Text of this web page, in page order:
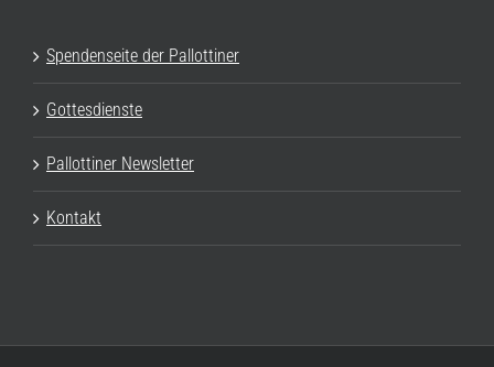
Spendenseite der Pallottiner
Gottesdienste
Pallottiner Newsletter
Kontakt